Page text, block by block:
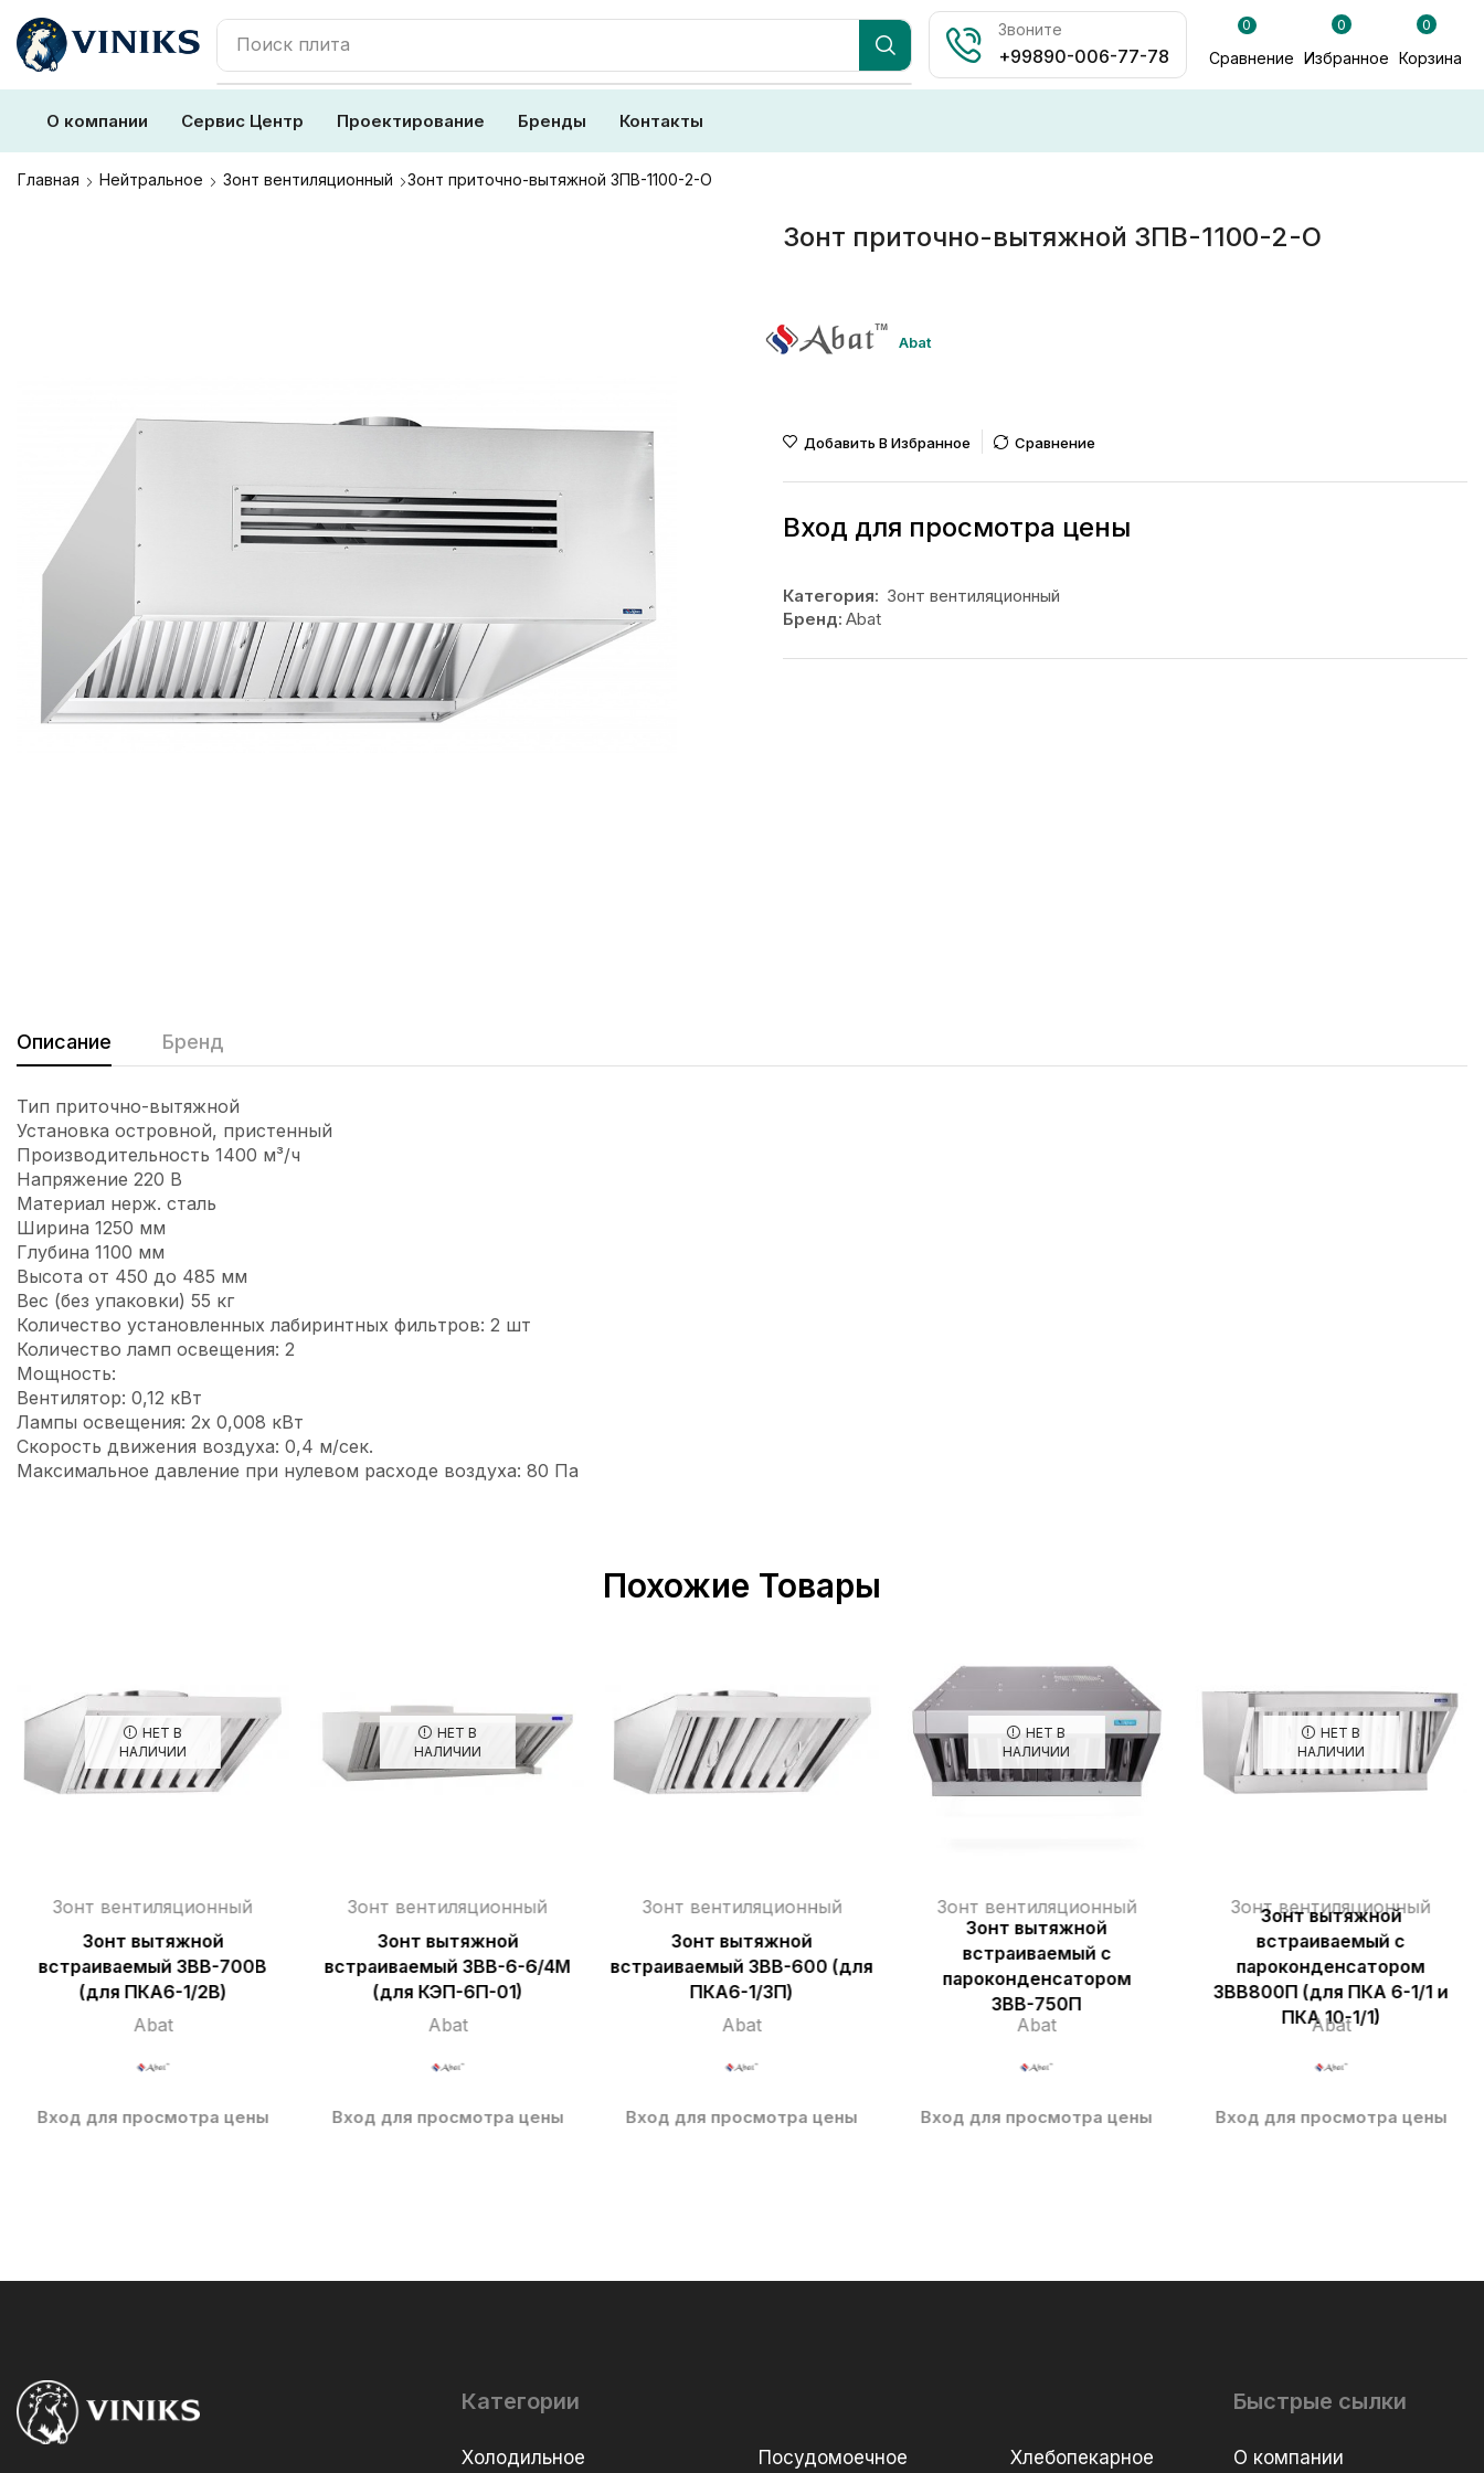
Поиск плита
Звоните
+99890-006-77-78
0
Сравнение
0
Избранное
0
Корзина
О компании Сервис Центр Проектирование Бренды Контакты
Главная Нейтральное Зонт вентиляционный Зонт приточно-вытяжной ЗПВ-1100-2-О
Зонт приточно-вытяжной ЗПВ-1100-2-О
Abat
Добавить В Избранное Сравнение
Вход для просмотра цены
Категория: Зонт вентиляционный
Бренд: Abat
Описание Бренд
Тип приточно-вытяжной
Установка островной, пристенный
Производительность 1400 м³/ч
Напряжение 220 В
Материал нерж. сталь
Ширина 1250 мм
Глубина 1100 мм
Высота от 450 до 485 мм
Вес (без упаковки) 55 кг
Количество установленных лабиринтных фильтров: 2 шт
Количество ламп освещения: 2
Мощность:
Вентилятор: 0,12 кВт
Лампы освещения: 2х 0,008 кВт
Скорость движения воздуха: 0,4 м/сек.
Максимальное давление при нулевом расходе воздуха: 80 Па
Похожие Товары
НЕТ В
НАЛИЧИИ
Зонт вентиляционный
Зонт вытяжной
встраиваемый ЗВВ-700В
(для ПКА6-1/2В)
Abat
Вход для просмотра цены
НЕТ В
НАЛИЧИИ
Зонт вентиляционный
Зонт вытяжной
встраиваемый ЗВВ-6-6/4М
(для КЭП-6П-01)
Abat
Вход для просмотра цены
Зонт вентиляционный
Зонт вытяжной
встраиваемый ЗВВ-600 (для
ПКА6-1/3П)
Abat
Вход для просмотра цены
НЕТ В
НАЛИЧИИ
Зонт вентиляционный
Зонт вытяжной
встраиваемый с
пароконденсатором
ЗВВ-750П
Abat
Вход для просмотра цены
НЕТ В
НАЛИЧИИ
Зонт вентиляционный
Зонт вытяжной
встраиваемый с
пароконденсатором
ЗВВ800П (для ПКА 6-1/1 и
ПКА 10-1/1)
Abat
Вход для просмотра цены
Категории
Холодильное Посудомоечное Хлебопекарное
Быстрые сылки
О компании